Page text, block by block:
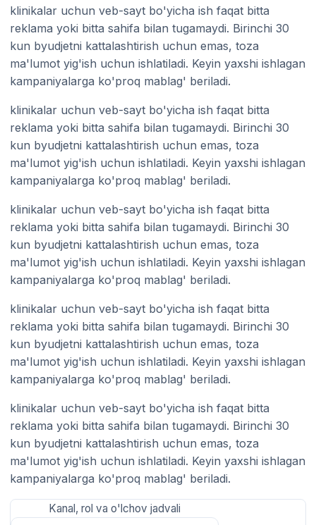
klinikalar uchun veb-sayt bo'yicha ish faqat bitta
reklama yoki bitta sahifa bilan tugamaydi. Birinchi 30
kun byudjetni kattalashtirish uchun emas, toza
ma'lumot yig'ish uchun ishlatiladi. Keyin yaxshi ishlagan
kampaniyalarga ko'proq mablag' beriladi.
klinikalar uchun veb-sayt bo'yicha ish faqat bitta
reklama yoki bitta sahifa bilan tugamaydi. Birinchi 30
kun byudjetni kattalashtirish uchun emas, toza
ma'lumot yig'ish uchun ishlatiladi. Keyin yaxshi ishlagan
kampaniyalarga ko'proq mablag' beriladi.
klinikalar uchun veb-sayt bo'yicha ish faqat bitta
reklama yoki bitta sahifa bilan tugamaydi. Birinchi 30
kun byudjetni kattalashtirish uchun emas, toza
ma'lumot yig'ish uchun ishlatiladi. Keyin yaxshi ishlagan
kampaniyalarga ko'proq mablag' beriladi.
klinikalar uchun veb-sayt bo'yicha ish faqat bitta
reklama yoki bitta sahifa bilan tugamaydi. Birinchi 30
kun byudjetni kattalashtirish uchun emas, toza
ma'lumot yig'ish uchun ishlatiladi. Keyin yaxshi ishlagan
kampaniyalarga ko'proq mablag' beriladi.
klinikalar uchun veb-sayt bo'yicha ish faqat bitta
reklama yoki bitta sahifa bilan tugamaydi. Birinchi 30
kun byudjetni kattalashtirish uchun emas, toza
ma'lumot yig'ish uchun ishlatiladi. Keyin yaxshi ishlagan
kampaniyalarga ko'proq mablag' beriladi.
Kanal, rol va o'lchov jadvali